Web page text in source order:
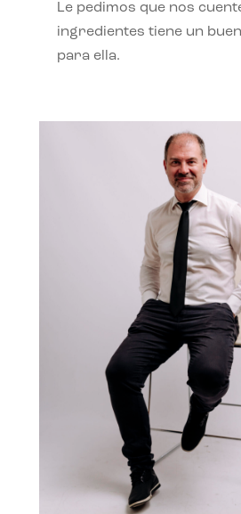
Le pedimos que nos
ingredientes tiene un
para ella.